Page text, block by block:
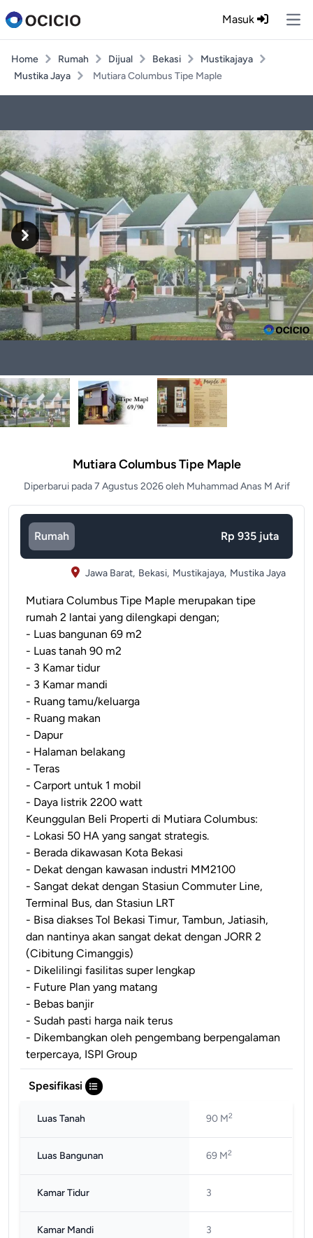
Masuk
Home Rumah Dijual Bekasi
Mustikajaya
Mustika Jaya
Mutiara Columbus Tipe Maple
Previous
Next
Mutiara Columbus Tipe Maple
Diperbarui pada 7 Agustus 2026 oleh Muhammad Anas M Arif
Rumah Rp 935 juta
Jawa Barat, Bekasi, Mustikajaya, Mustika Jaya
Mutiara Columbus Tipe Maple merupakan tipe
rumah 2 lantai yang dilengkapi dengan;
- Luas bangunan 69 m2
- Luas tanah 90 m2
- 3 Kamar tidur
- 3 Kamar mandi
- Ruang tamu/keluarga
- Ruang makan
- Dapur
- Halaman belakang
- Teras
- Carport untuk 1 mobil
- Daya listrik 2200 watt
Keunggulan Beli Properti di Mutiara Columbus:
- Lokasi 50 HA yang sangat strategis.
- Berada dikawasan Kota Bekasi
- Dekat dengan kawasan industri MM2100
- Sangat dekat dengan Stasiun Commuter Line,
Terminal Bus, dan Stasiun LRT
- Bisa diakses Tol Bekasi Timur, Tambun, Jatiasih,
dan nantinya akan sangat dekat dengan JORR 2
(Cibitung Cimanggis)
- Dikelilingi fasilitas super lengkap
- Future Plan yang matang
- Bebas banjir
- Sudah pasti harga naik terus
- Dikembangkan oleh pengembang berpengalaman
terpercaya, ISPI Group
Spesifikasi
Luas Tanah 90 M2
Luas Bangunan 69 M2
Kamar Tidur 3
Kamar Mandi 3